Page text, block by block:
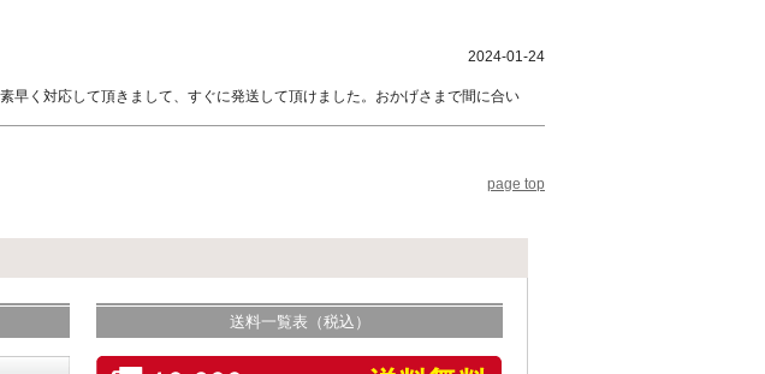
2024-01-24
早く対応して頂きまして、すぐに発送して頂けました。おかげさまで間に合い
page top
送料一覧表（税込）